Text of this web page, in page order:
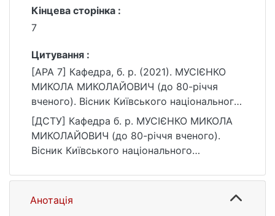
Кінцева сторінка :
7
Цитування :
[APA 7] Кафедра, б. р. (2021). МУСІЄНКО
МИКОЛА МИКОЛАЙОВИЧ (до 80-річчя
вченого). Вісник Київського національного
університету імені Тараса Шевченка.
Біологія, 84(1), 6–7.
https://doi.org/10.17721/1728_2748.2021.84.6
[ДСТУ] Кафедра б. р. МУСІЄНКО МИКОЛА
МИКОЛАЙОВИЧ (до 80-річчя вченого).
Вісник Київського національного
Біологія. 2021. Т. 84, № 1. С. 6—7. DOI:
10.17721/1728_2748.2021.84.6-7 (дата
звернення: 25.07.2026).
Анотація